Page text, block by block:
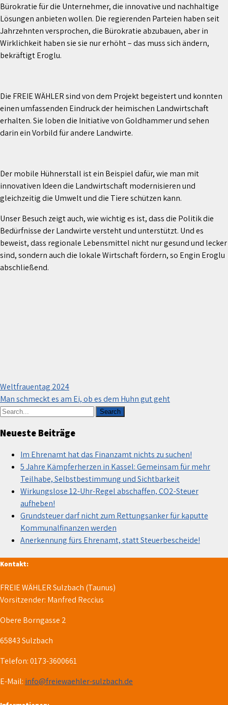
Bürokratie für die Unternehmer, die innovative und nachhaltige
Lösungen anbieten wollen. Die regierenden Parteien haben seit
Jahrzehnten versprochen, die Bürokratie abzubauen, aber in
Wirklichkeit haben sie sie nur erhöht – das muss sich ändern,
bekräftigt Eroglu.
Die FREIE WÄHLER sind von dem Projekt begeistert und konnten
einen umfassenden Eindruck der heimischen Landwirtschaft
erhalten. Sie loben die Initiative von Goldhammer und sehen
darin ein Vorbild für andere Landwirte.
Der mobile Hühnerstall ist ein Beispiel dafür, wie man mit
innovativen Ideen die Landwirtschaft modernisieren und
gleichzeitig die Umwelt und die Tiere schützen kann.
Unser Besuch zeigt auch, wie wichtig es ist, dass die Politik die
Bedürfnisse der Landwirte versteht und unterstützt. Und es
beweist, dass regionale Lebensmittel nicht nur gesund und lecker
sind, sondern auch die lokale Wirtschaft fördern, so Engin Eroglu
abschließend.
Beitragsnavigation
Weltfrauentag 2024
Man schmeckt es am Ei, ob es dem Huhn gut geht
Neueste Beiträge
Im Ehrenamt hat das Finanzamt nichts zu suchen!
5 Jahre Kämpferherzen in Kassel: Gemeinsam für mehr
Teilhabe, Selbstbestimmung und Sichtbarkeit
Wirkungslose 12-Uhr-Regel abschaffen, CO2-Steuer
aufheben!
Grundsteuer darf nicht zum Rettungsanker für kaputte
Kommunalfinanzen werden
Anerkennung fürs Ehrenamt, statt Steuerbescheide!
Kontakt:
FREIE WÄHLER Sulzbach (Taunus)
Vorsitzender: Manfred Reccius
Obere Borngasse 2
65843 Sulzbach
Telefon: 0173-3600661
E-Mail: info@freiewaehler-sulzbach.de